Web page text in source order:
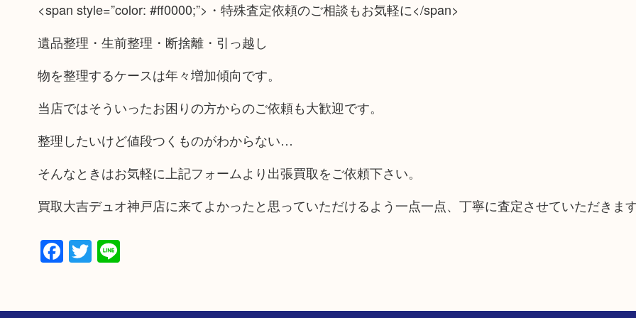
<span style=”color: #ff0000;”>・特殊査定依頼のご相談もお気軽に</span>
遺品整理・生前整理・断捨離・引っ越し
物を整理するケースは年々増加傾向です。
当店ではそういったお困りの方からのご依頼も大歓迎です。
整理したいけど値段つくものがわからない…
そんなときはお気軽に上記フォームより出張買取をご依頼下さい。
買取大吉デュオ神戸店に来てよかったと思っていただけるよう一点一点、丁寧に査定させていただきま
Facebook
Twitter
Line